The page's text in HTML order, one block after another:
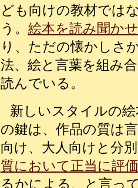
ども向けの教材では
う。 絵本を読み聞か
り、ただの懐かしさ
法、絵と言葉を組み
読んでいる。
新しいスタイルの
の鍵は、作品の質は
向け、大人向けと分
質において正当に評
るかによる、と言っ